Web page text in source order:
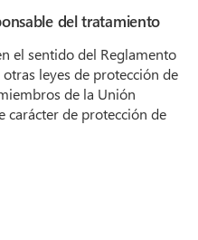
del tratamiento
el sentido del Reglamento
leyes de protección de
de la Unión
carácter de protección de